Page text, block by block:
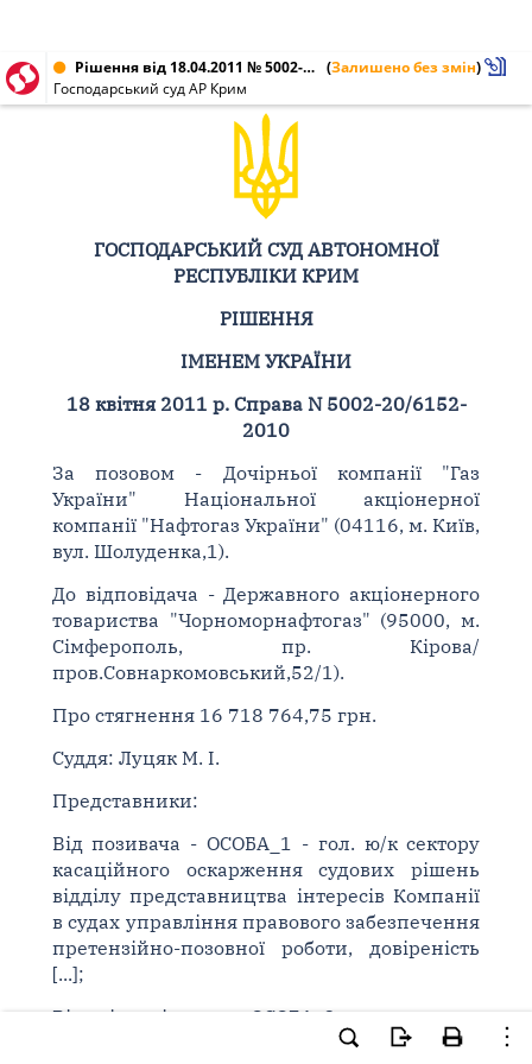
Рішення від 18.04.2011 № 5002-20/6152-2010 (Залишено без змін)
Господарський суд АР Крим
ГОСПОДАРСЬКИЙ СУД АВТОНОМНОЇ
РЕСПУБЛІКИ КРИМ
РІШЕННЯ
ІМЕНЕМ УКРАЇНИ
18 квітня 2011 р. Справа N 5002-20/6152-
2010
За позовом - Дочірньої компанії "Газ
України" Національної акціонерної
компанії "Нафтогаз України" (04116, м. Київ,
вул. Шолуденка,1).
До відповідача - Державного акціонерного
товариства "Чорноморнафтогаз" (95000, м.
Сімферополь, пр. Кірова/
пров.Совнаркомовський,52/1).
Про стягнення 16 718 764,75 грн.
Суддя: Луцяк М. І.
Представники:
Від позивача - ОСОБА_1 - гол. ю/к сектору
касаційного оскарження судових рішень
відділу представництва інтересів Компанії
в судах управління правового забезпечення
претензійно-позовної роботи, довіреність
[...];
Від відповідача - ОСОБА_2 - начальник
відділу загальноправової роботи